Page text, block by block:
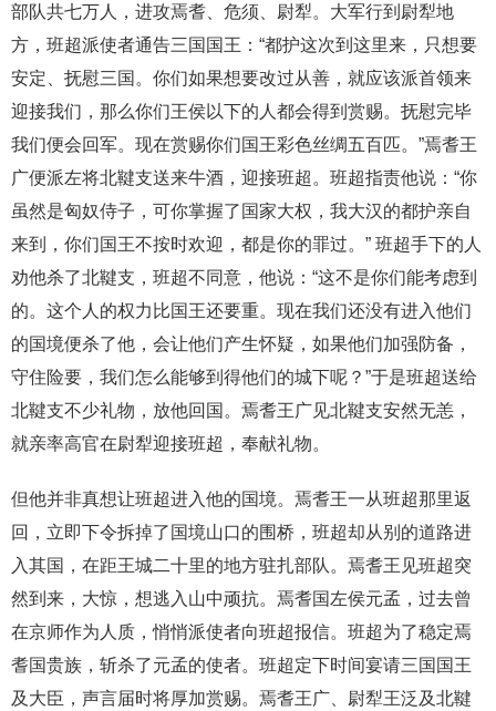
部队共七万人，进攻焉耆、危须、尉犁。大军行到尉犁地
方，班超派使者通告三国国王：“都护这次到这里来，只想要
安定、抚慰三国。你们如果想要改过从善，就应该派首领来
迎接我们，那么你们王侯以下的人都会得到赏赐。抚慰完毕
我们便会回军。现在赏赐你们国王彩色丝绸五百匹。”焉耆王
广便派左将北鞬支送来牛酒，迎接班超。班超指责他说：“你
虽然是匈奴侍子，可你掌握了国家大权，我大汉的都护亲自
来到，你们国王不按时欢迎，都是你的罪过。” 班超手下的人
劝他杀了北鞬支，班超不同意，他说：“这不是你们能考虑到
的。这个人的权力比国王还要重。现在我们还没有进入他们
的国境便杀了他，会让他们产生怀疑，如果他们加强防备，
守住险要，我们怎么能够到得他们的城下呢？”于是班超送给
北鞬支不少礼物，放他回国。焉耆王广见北鞬支安然无恙，
就亲率高官在尉犁迎接班超，奉献礼物。
但他并非真想让班超进入他的国境。焉耆王一从班超那里返
回，立即下令拆掉了国境山口的围桥，班超却从别的道路进
入其国，在距王城二十里的地方驻扎部队。焉耆王见班超突
然到来，大惊，想逃入山中顽抗。焉耆国左侯元孟，过去曾
在京师作为人质，悄悄派使者向班超报信。班超为了稳定焉
耆国贵族，斩杀了元孟的使者。班超定下时间宴请三国国王
及大臣，声言届时将厚加赏赐。焉耆王广、尉犁王泛及北鞬